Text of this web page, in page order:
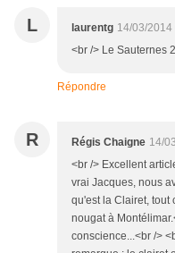
L laurentg 14/03/2014
<br /> Le Sauternes
Répondre
R Régis Chaigne 14/
<br /> Excellent
vrai Jacques, nous
qu'est la Clairet, tout
nougat à
conscience...<br />